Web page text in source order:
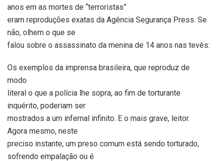
anos em as mortes de “terroristas”
eram reproduções exatas da Agência Segurança Press. Se
não, olhem o que se
falou sobre o assassinato da menina de 14 anos nas tevês:
Os exemplos da imprensa brasileira, que reproduz de
modo
literal o que a polícia lhe sopra, ao fim de torturante
inquérito, poderiam ser
mostrados a um infernal infinito. E o mais grave, leitor.
Agora mesmo, neste
preciso instante, um preso comum está sendo torturado,
sofrendo empalação ou é